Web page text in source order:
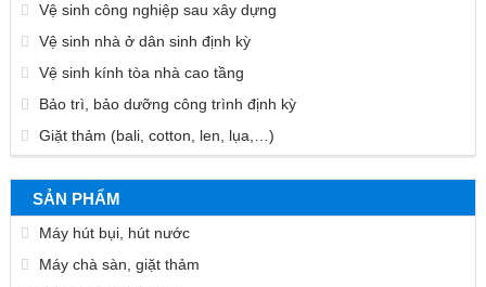
Vệ sinh công nghiệp sau xây dựng
Vệ sinh nhà ở dân sinh định kỳ
Vệ sinh kính tòa nhà cao tầng
Bảo trì, bảo dưỡng công trình định kỳ
Giặt thảm (bali, cotton, len, lụa,…)
SẢN PHẨM
Máy hút bụi, hút nước
Máy chà sàn, giặt thảm